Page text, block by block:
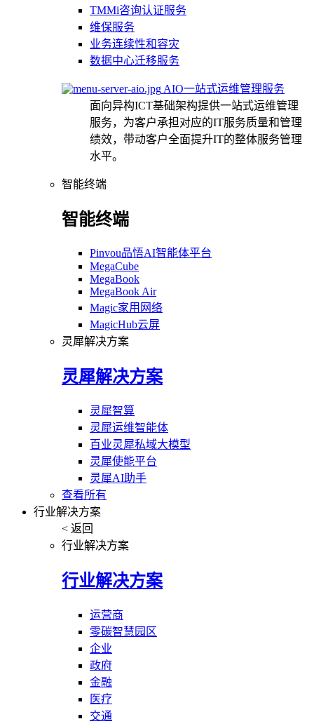
TMMi咨询认证服务
维保服务
业务连续性和容灾
数据中心迁移服务
AIO一站式运维管理服务
面向异构ICT基础架构提供一站式运维管理
服务，为客户承担对应的IT服务质量和管理
绩效，带动客户全面提升IT的整体服务管理
水平。
智能终端
智能终端
Pinvou品悟AI智能体平台
MegaCube
MegaBook
MegaBook Air
Magic家用网络
MagicHub云屏
灵犀解决方案
灵犀解决方案
灵犀智算
灵犀运维智能体
百业灵犀私域大模型
灵犀使能平台
灵犀AI助手
查看所有
行业解决方案
< 返回
行业解决方案
行业解决方案
运营商
零碳智慧园区
企业
政府
金融
医疗
交通